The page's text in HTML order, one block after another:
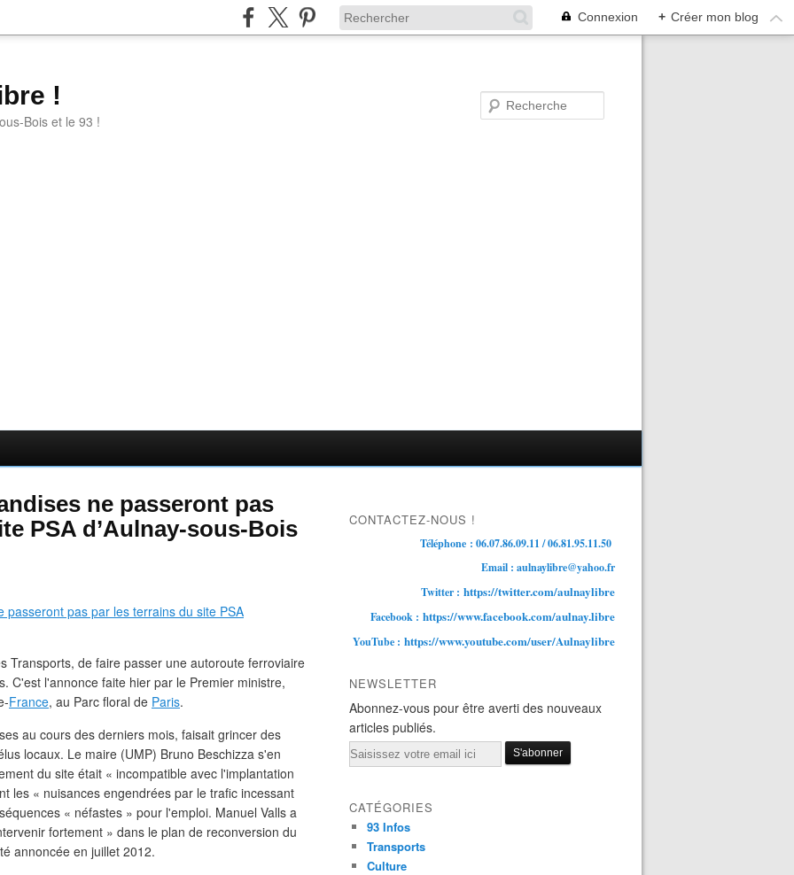
Connexion + Créer mon blog
!
Bois et le 93 !
ne passeront pas
PSA d’Aulnay-sous-Bois
Transports, de faire passer une autoroute ferroviaire
C'est l'annonce faite hier par le Premier ministre,
France, au Parc floral de Paris.
au cours des derniers mois, faisait grincer des
locaux. Le maire (UMP) Bruno Beschizza s'en
du site était « incompatible avec l'implantation
les « nuisances engendrées par le trafic incessant
« néfastes » pour l'emploi. Manuel Valls a
fortement » dans le plan de reconversion du
annoncée en juillet 2012.
CONTACTEZ-NOUS !
Téléphone : 06.07.86.09.11 / 06.81.95.11.50
Email : aulnaylibre@yahoo.fr
Twitter : https://twitter.com/aulnaylibre
Facebook : https://www.facebook.com/aulnay.libre
YouTube : https://www.youtube.com/user/Aulnaylibre
NEWSLETTER
Abonnez-vous pour être averti des nouveaux
articles publiés.
Email
CATÉGORIES
93 Infos
Transports
Culture